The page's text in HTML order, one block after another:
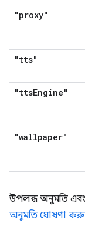
"proxy"
"tts"
"ttsEngine"
"wallpaper"
উপলব্ধ অনুমতি
অনুমতি ঘোষণা